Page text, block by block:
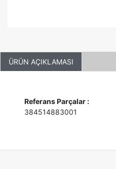
ÜRÜN AÇIKLAMASI
Referans Parçalar :
384514883001